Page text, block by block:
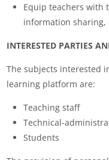
Equip teachers with
information sharing,
INTERESTED PARTIES
The subjects interested
learning platform are:
Teaching staff
Technical-
Students